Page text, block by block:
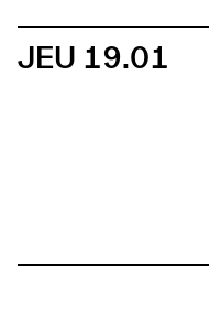
JEU 19.01